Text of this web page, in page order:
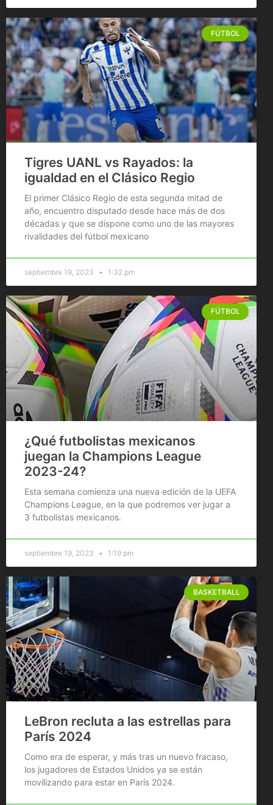
FÚTBOL
Tigres UANL vs Rayados: la
igualdad en el Clásico Regio
El primer Clásico Regio de esta segunda mitad de
año, encuentro disputado desde hace más de dos
décadas y que se dispone como uno de las mayores
rivalidades del fútbol mexicano
septiembre 19, 2023 1:32 pm
FÚTBOL
¿Qué futbolistas mexicanos
juegan la Champions League
2023-24?
Esta semana comienza una nueva edición de la UEFA
Champions League, en la que podremos ver jugar a
3 futbolistas mexicanos.
septiembre 19, 2023 1:19 pm
BASKETBALL
LeBron recluta a las estrellas para
París 2024
Como era de esperar, y más tras un nuevo fracaso,
los jugadores de Estados Unidos ya se están
movilizando para estar en París 2024.